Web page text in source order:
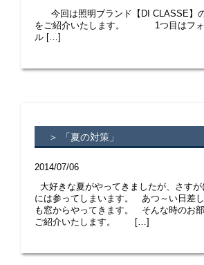
今回は照明ブランド【DI CLASSE】
をご紹介いたします。 1つ目はフォ
ル […]
＞ 「夏の対策」
2014/07/06
大好きな夏がやってきましたが、さすが
には参ってしまいます。 あつ～い日差
も窓からやってきます。 そんな時のお
ご紹介いたします。 […]